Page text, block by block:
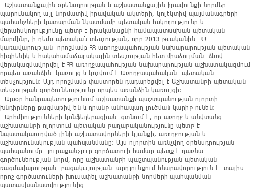
Աշխատանքային օրենսդրության և աշխատանքային իրավունքի նորմեր
պարունակող այլ նորմատիվ իրավական ակտերի, կոլեկտիվ պայմանագրերի
պահանջների կատարման նկատմամբ պետական հսկողությունը և
վերահսկողությունը պետք է իրականացնի համապատասխան պետական
մարմինը, ի դեմս պետական տեսչության, որը 2013 թվականին ՀՀ
կառավարության որոշմամբ ՀՀ առողջապահության նախարարության պետական
հիգիենիկ և հակահամաճարակային տեսչության հետ միաձուլման ձևով
վերակազմավորվել է ՀՀ առողջապահության նախարարության աշխատակազմում
որպես առանձին կառույց և կոչվում է Առողջապահական պետական
տեսչություն: Այդ որոշմամբ փաստորեն դադարեցվել է Աշխատանքի պետական
տեսչության գործունեությունը որպես առանձին կառույցի:
Այսօր հանրապետությունում աշխատանքի պաշտպանության ոլորտի
խնդիրները բազմաթիվ են և դրանք անհապաղ լուծման կարիք ունեն:
Արհմիությունների կոնֆեդերացիան գտնում է, որ առողջ և անվտանգ
աշխատանքի ոլորտում պետական քաղաքականությունը պետք է
նպատակաուղված լինի աշխատավորների կյանքի, առողջության և
աշխատունակության պահպանմանը: Այս ոլորտին առնչվող օրենսդրության
պահպանումը յուրաքանչյուր գործատուի համար պետք է դառնա
գործունեության նորմ, որը աշխատանքի պաշտպանության պետական
ռազմավարության բացակայության արդյունքում հնարավորություն է տալիս
որոշ գործատուների խուսափել աշխատանքի նորմերի պահպանման
պատասխանատվությունից: